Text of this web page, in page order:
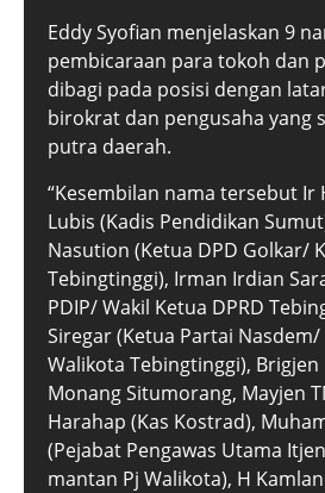
Eddy Syofian menjelaskan 9
pembicaraan para tokoh dan
dibagi pada posisi dengan
birokrat dan pengusaha yang
putra daerah.
“Kesembilan nama tersebut Ir
Lubis (Kadis Pendidikan
Nasution (Ketua DPD Golkar/
Tebingtinggi), Irman Irdian
PDIP/ Wakil Ketua DPRD
Siregar (Ketua Partai
Walikota Tebingtinggi), Brigjen
Monang Situmorang, Mayjen
Harahap (Kas Kostrad),
(Pejabat Pengawas Utama
mantan Pj Walikota), H Kamlan